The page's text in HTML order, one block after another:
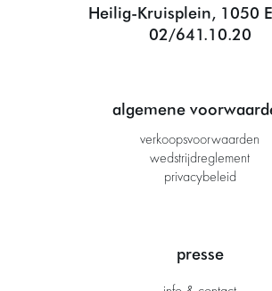
Heilig-Kruisplein, 1050
02/641.10.20
algemene
verkoopsvoorwaarden
wedstrijdreglement
privacybeleid
presse